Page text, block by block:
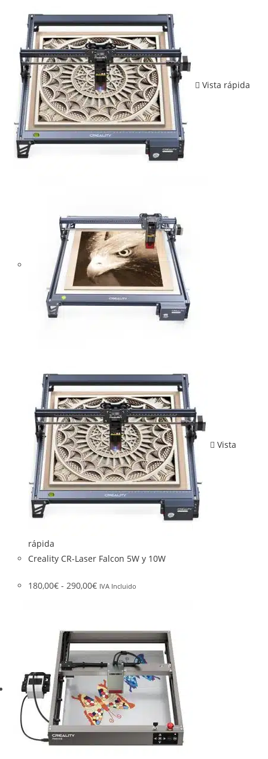
Vista rápida
Vista
rápida
Creality CR-Laser Falcon 5W y 10W
180,00€ - 290,00€ IVA Incluido